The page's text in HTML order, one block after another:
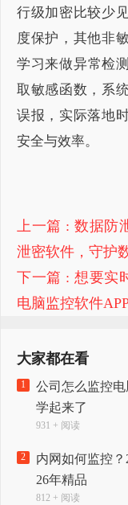
行级加密比较少
度保护，其他非
学习来做异常检
取敏感函数，系
误报，实际落地
安全与效率。
上一篇 : 数据防
泄密软件，守护
下一篇 : 想要实
电脑监控软件
大家都在看
1
公司怎么监控电
学起来了
931 + 阅读
2
内网如何监控
26年精品
812 + 阅读